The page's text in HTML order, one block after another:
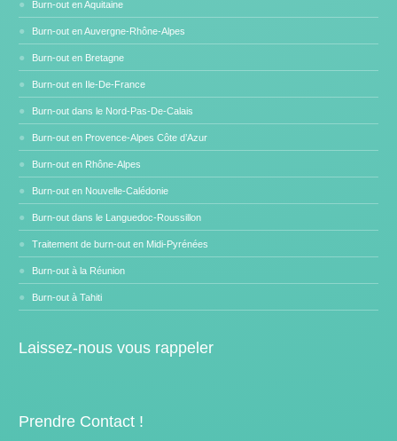
Burn-out en Aquitaine
Burn-out en Auvergne-Rhône-Alpes
Burn-out en Bretagne
Burn-out en Ile-De-France
Burn-out dans le Nord-Pas-De-Calais
Burn-out en Provence-Alpes Côte d’Azur
Burn-out en Rhône-Alpes
Burn-out en Nouvelle-Calédonie
Burn-out dans le Languedoc-Roussillon
Traitement de burn-out en Midi-Pyrénées
Burn-out à la Réunion
Burn-out à Tahiti
Laissez-nous vous rappeler
Prendre Contact !